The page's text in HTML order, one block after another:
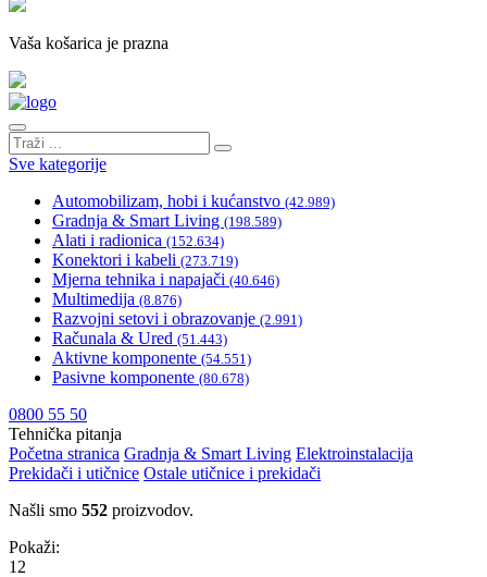
Vaša košarica je prazna
Sve kategorije
Automobilizam, hobi i kućanstvo (42.989)
Gradnja & Smart Living (198.589)
Alati i radionica (152.634)
Konektori i kabeli (273.719)
Mjerna tehnika i napajači (40.646)
Multimedija (8.876)
Razvojni setovi i obrazovanje (2.991)
Računala & Ured (51.443)
Aktivne komponente (54.551)
Pasivne komponente (80.678)
0800 55 50
Tehnička pitanja
Početna stranica Gradnja & Smart Living Elektroinstalacija
Prekidači i utičnice Ostale utičnice i prekidači
Našli smo 552 proizvodov.
Pokaži:
12